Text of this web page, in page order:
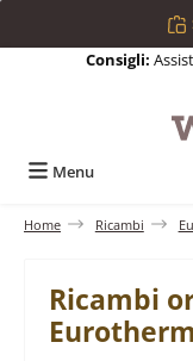
Passa al contenuto
Consigli:
Menu
Home Ricambi
Ricambi